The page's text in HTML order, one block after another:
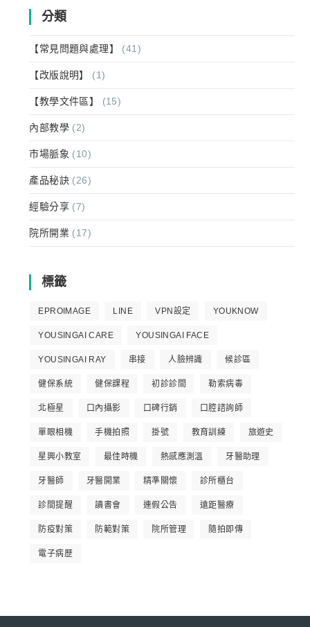
分類
【常見問題與處理】 (41)
【改版說明】 (1)
【教學文件區】 (15)
內部教學 (2)
市場脈象 (10)
產品秘訣 (26)
經驗分享 (7)
院所開業 (17)
標籤
EPROIMAGE LINE VPN設定 YOUKNOW
YOUSINGAI CARE YOUSINGAI FACE
YOUSINGAI RAY 串接 人臉辨識 候診區
健保系統 健保課程 初診診間 勒索病毒
北極星 口內攝影 口碑行銷 口腔諮詢師
單眼相機 手機拍照 掛號 教育訓練 旅遊史
星興小教室 最佳時機 熱感應測溫 牙醫助理
牙醫師 牙醫開業 精準關懷 診所櫃台
診間提醒 讀書會 連假公告 遠距醫療
防疫對策 防範對策 院所管理 隨拍即傳
電子病歷